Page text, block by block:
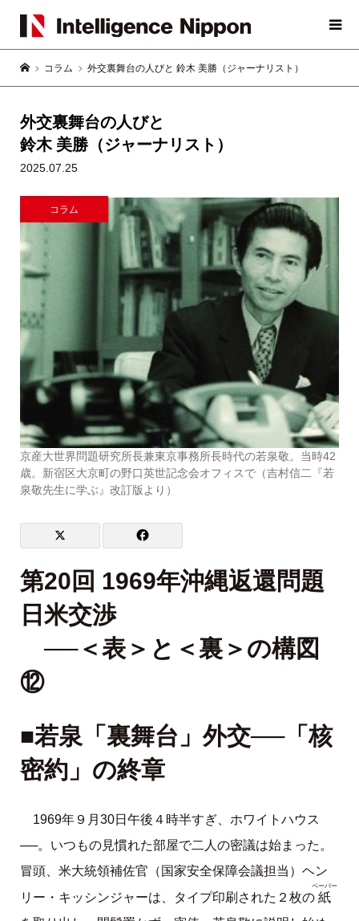
コラム 外交裏舞台の人びと 鈴木 美勝（ジャーナリスト）
外交裏舞台の人びと
鈴木 美勝（ジャーナリスト）
2025.07.25
京産大世界問題研究所長兼東京事務所長時代の若泉敬。当時42
歳。新宿区大京町の野口英世記念会オフィスで（吉村信二『若
泉敬先生に学ぶ』改訂版より）
コラム
第20回 1969年沖縄返還問題
日米交渉
──＜表＞と＜裏＞の構図
⑫
■若泉「裏舞台」外交──「核
密約」の終章
1969年９月30日午後４時半すぎ、ホワイトハウス
──。いつもの見慣れた部屋で二人の密議は始まった。
冒頭、米大統領補佐官（国家安全保障会議担当）ヘン
リー・キッシンジャーは、タイプ印刷された２枚の 紙
ペーパー